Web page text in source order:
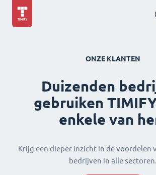
ONZE KLANTEN
Duizenden
gebruiken
enkele van
Krijg een dieper inzicht in de voordelen
bedrijven in alle sectoren.